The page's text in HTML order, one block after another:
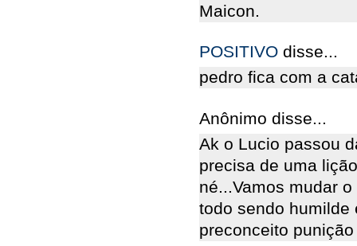
Maicon.
POSITIVO disse...
pedro fica com a
Anônimo disse...
Ak o Lucio passou
precisa de uma
né...Vamos mudar
todo sendo humilde
preconceito